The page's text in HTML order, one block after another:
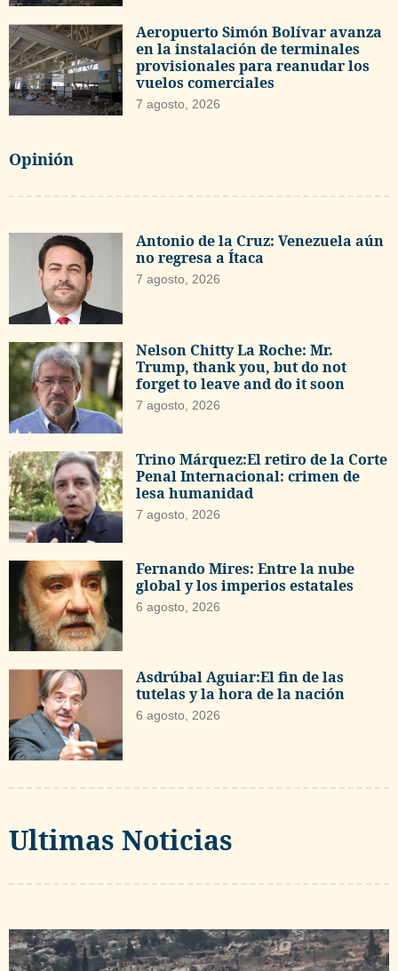
Aeropuerto Simón Bolívar avanza
en la instalación de terminales
provisionales para reanudar los
vuelos comerciales
7 agosto, 2026
Opinión
Antonio de la Cruz: Venezuela aún
no regresa a Ítaca
7 agosto, 2026
Nelson Chitty La Roche: Mr.
Trump, thank you, but do not
forget to leave and do it soon
7 agosto, 2026
Trino Márquez:El retiro de la Corte
Penal Internacional: crimen de
lesa humanidad
7 agosto, 2026
Fernando Mires: Entre la nube
global y los imperios estatales
6 agosto, 2026
Asdrúbal Aguiar:El fin de las
tutelas y la hora de la nación
6 agosto, 2026
Ultimas Noticias